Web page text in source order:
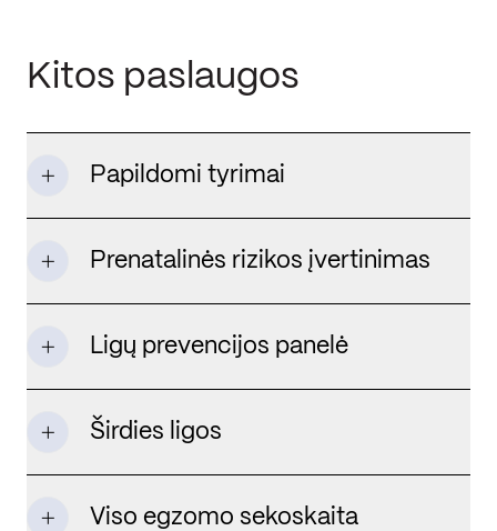
Kitos paslaugos
Papildomi tyrimai
Prenatalinės rizikos įvertinimas
Ligų prevencijos panelė
Širdies ligos
Viso egzomo sekoskaita